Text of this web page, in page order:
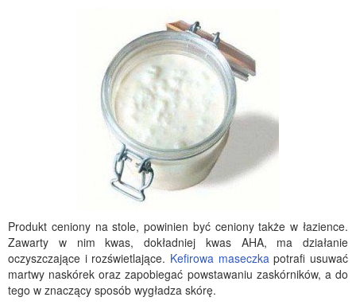
Produkt ceniony na stole, powinien być ceniony także w łazience.
Zawarty w nim kwas, dokładniej kwas AHA, ma działanie
oczyszczające i rozświetlające. Kefirowa maseczkapotrafi usuwać
martwy naskórek oraz zapobiegać powstawaniu zaskórników, a do
tego w znaczący sposób wygładza skórę.